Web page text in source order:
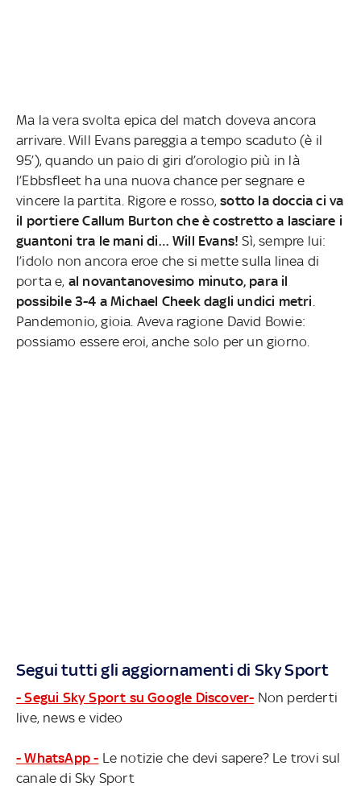
Ma la vera svolta epica del match doveva ancora
arrivare. Will Evans pareggia a tempo scaduto (è il
95’), quando un paio di giri d’orologio più in là
l’Ebbsfleet ha una nuova chance per segnare e
vincere la partita. Rigore e rosso,sotto la doccia ci va
il portiere Callum Burton che è costretto a lasciare i
guantoni tra le mani di… Will Evans! Sì, sempre lui:
l’idolo non ancora eroe che si mette sulla linea di
porta e, al novantanovesimo minuto, para il
possibile 3-4 a Michael Cheek dagli undici metri
Pandemonio, gioia. Aveva ragione David Bowie:
possiamo essere eroi, anche solo per un giorno.
Segui tutti gli aggiornamenti di Sky Sport
- Segui Sky Sport su Google Discover- Non perderti
live, news e video
- WhatsApp - Le notizie che devi sapere? Le trovi sul
canale di Sky Sport